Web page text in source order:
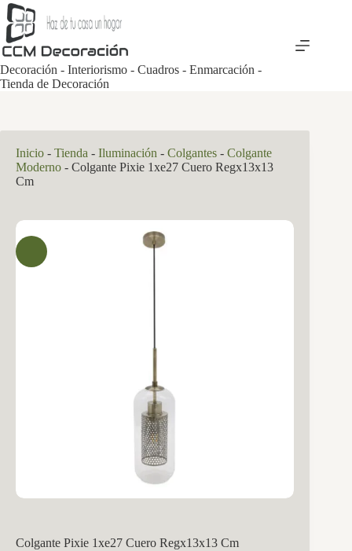
Saltar
al
contenido
Decoración - Interiorismo - Cuadros - Enmarcación -
Tienda de Decoración
Inicio - Tienda - Iluminación - Colgantes - Colgante
Moderno - Colgante Pixie 1xe27 Cuero Regx13x13
Cm
Colgante Pixie 1xe27 Cuero Regx13x13 Cm